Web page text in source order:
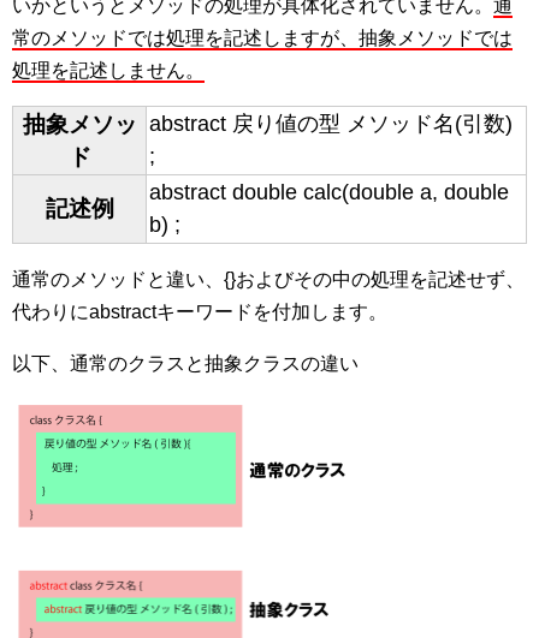
いかというとメソッドの処理が具体化されていません。 通
常のメソッドでは処理を記述しますが、抽象メソッドでは
処理を記述しません。
抽象メソッ
ド
abstract 戻り値の型 メソッド名(引数)
;
記述例
abstract double calc(double a, double
b) ;
通常のメソッドと違い、{}およびその中の処理を記述せず、
代わりにabstractキーワードを付加します。
以下、通常のクラスと抽象クラスの違い